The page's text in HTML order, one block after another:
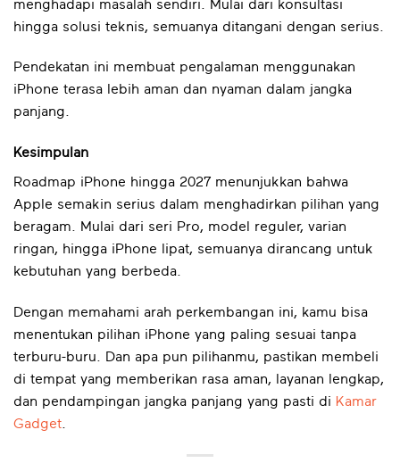
menghadapi masalah sendiri. Mulai dari konsultasi
hingga solusi teknis, semuanya ditangani dengan serius.
Pendekatan ini membuat pengalaman menggunakan
iPhone terasa lebih aman dan nyaman dalam jangka
panjang.
Kesimpulan
Roadmap iPhone hingga 2027 menunjukkan bahwa
Apple semakin serius dalam menghadirkan pilihan yang
beragam. Mulai dari seri Pro, model reguler, varian
ringan, hingga iPhone lipat, semuanya dirancang untuk
kebutuhan yang berbeda.
Dengan memahami arah perkembangan ini, kamu bisa
menentukan pilihan iPhone yang paling sesuai tanpa
terburu-buru. Dan apa pun pilihanmu, pastikan membeli
di tempat yang memberikan rasa aman, layanan lengkap,
dan pendampingan jangka panjang yang pasti di Kamar
Gadget